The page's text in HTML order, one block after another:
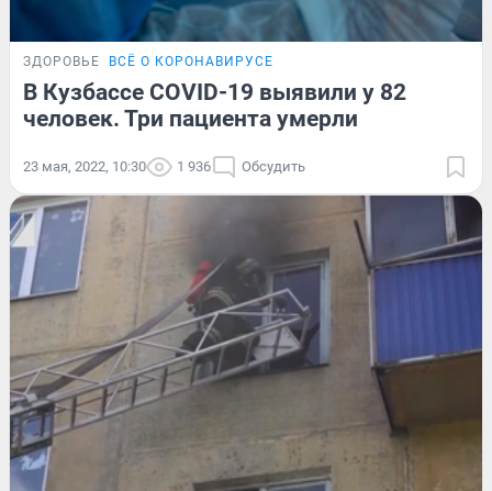
ЗДОРОВЬЕ ВСЁ О КОРОНАВИРУСЕ
В Кузбассе COVID-19 выявили у 82
человек. Три пациента умерли
23 мая, 2022, 10:30 1 936 Обсудить